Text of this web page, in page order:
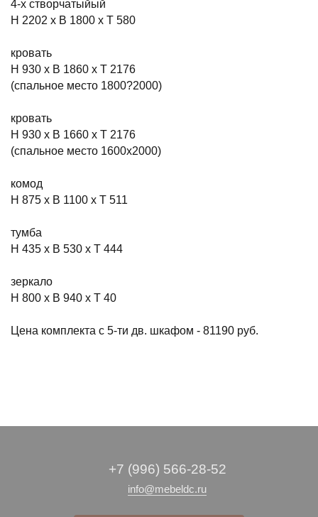
4-х створчатыйый
Н 2202 х В 1800 х Т 580
кровать
Н 930 x В 1860 x Т 2176
(спальное место 1800?2000)
кровать
Н 930 х В 1660 х Т 2176
(спальное место 1600х2000)
комод
Н 875 х В 1100 х Т 511
тумба
Н 435 х В 530 х Т 444
зеркало
Н 800 х В 940 х Т 40
Цена комплекта с 5-ти дв. шкафом - 81190 руб.
+7 (996) 566-28-52
info@mebeldc.ru